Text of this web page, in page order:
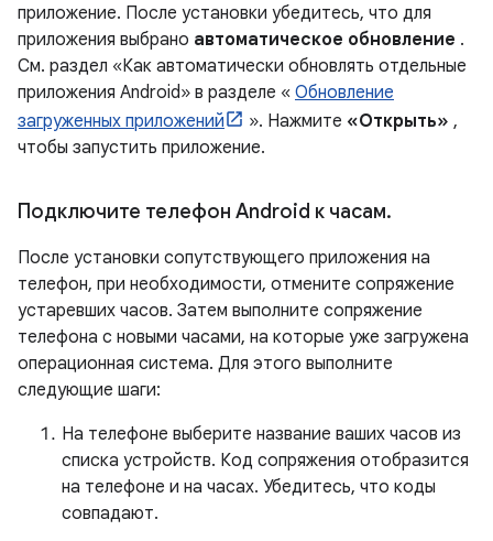
приложение. После установки убедитесь, что для
приложения выбрано автоматическое обновление .
См. раздел «Как автоматически обновлять отдельные
приложения Android» в разделе « Обновление
загруженных приложений
». Нажмите «Открыть» ,
чтобы запустить приложение.
Подключите телефон Android к часам.
После установки сопутствующего приложения на
телефон, при необходимости, отмените сопряжение
устаревших часов. Затем выполните сопряжение
телефона с новыми часами, на которые уже загружена
операционная система. Для этого выполните
следующие шаги:
На телефоне выберите название ваших часов из
списка устройств. Код сопряжения отобразится
на телефоне и на часах. Убедитесь, что коды
совпадают.